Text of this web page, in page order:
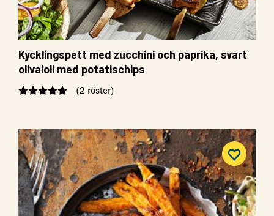
Kycklingspett med zucchini och paprika, svart
olivaioli med potatischips
(2 röster)